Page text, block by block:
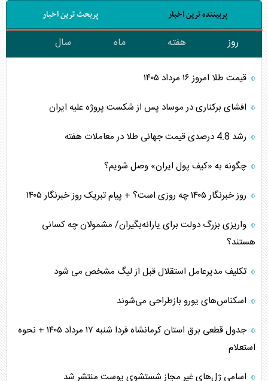
پربیننده ترین اخبار پربحث ترین اخبار
روز هفته ماه سال
قیمت طلا امروز ۱۶ مرداد ۱۴۰۵
افشای برکناری در موساد پس از شکست پروژه علیه ایران
رشد 4.8 درصدی قیمت جهانی طلا در معاملات هفته
چگونه به «کیف پول ایران» وصل شویم؟
روز خبرنگار ۱۴۰۵ چه روزی است؟ + پیام تبریک روز خبرنگار ۱۴۰۵
واریزی بزرگ دولت برای یارانه‌بگیران/ مشمولان چه کسانی
هستند؟
تکلیف مدیرعامل استقلال قبل از لیگ مشخص می شود
اسکناس‌های یورو بازطراحی می‌شوند
جدول قطعی برق استان کرمانشاه فردا شنبه ۱۷ مرداد ۱۴۰۵ + نحوه
استعلام
اسامی ژل‌های غیر مجاز شستشوی پوست منتشر شد